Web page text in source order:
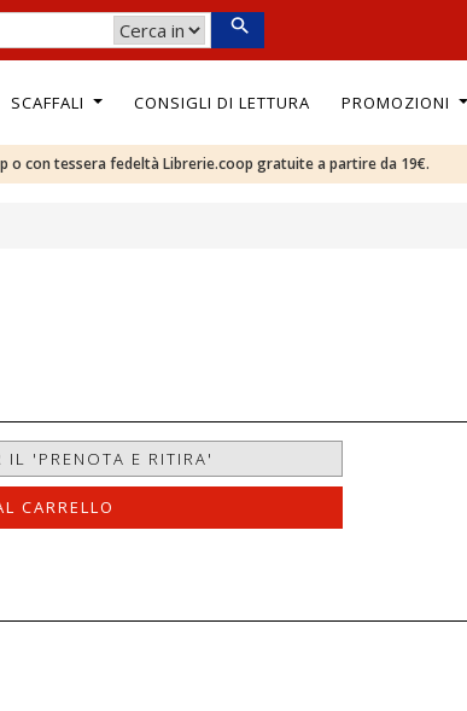
SCAFFALI CONSIGLI DI LETTURA PROMOZIONI
o con tessera fedeltà Librerie.coop gratuite a partire da 19€.
IL 'PRENOTA E RITIRA'
CARRELLO